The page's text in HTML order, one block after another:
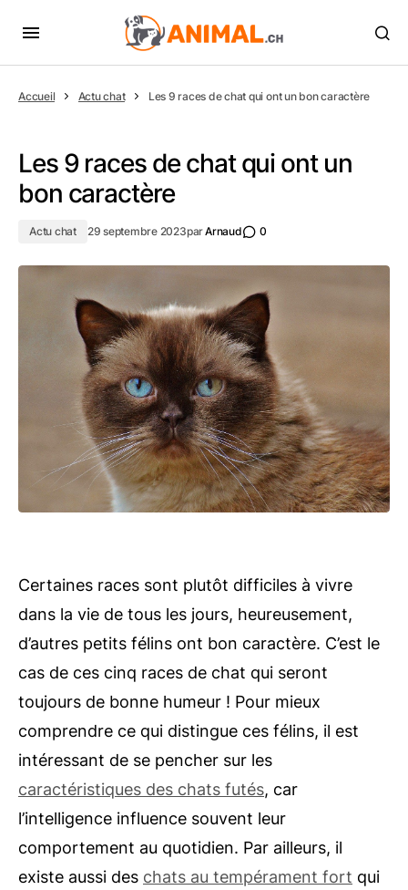
Accueil Actu chat Les 9 races de chat qui ont un bon caractère
Les 9 races de chat qui ont un
bon caractère
Actu chat 29 septembre 2023parArnaud 0
Certaines races sont plutôt difficiles à vivre
dans la vie de tous les jours, heureusement,
d’autres petits félins ont bon caractère. C’est le
cas de ces cinq races de chat qui seront
toujours de bonne humeur ! Pour mieux
comprendre ce qui distingue ces félins, il est
intéressant de se pencher sur les
caractéristiques des chats futés, car
l’intelligence influence souvent leur
comportement au quotidien. Par ailleurs, il
existe aussi des chats au tempérament fort qui